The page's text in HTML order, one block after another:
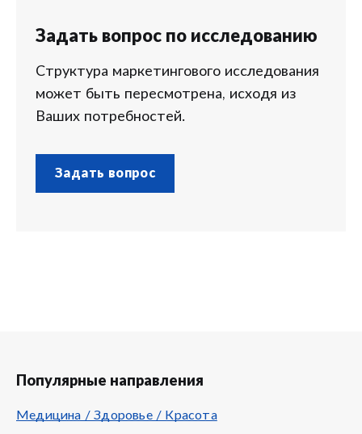
Задать вопрос по исследованию
Структура маркетингового исследования
может быть пересмотрена, исходя из
Ваших потребностей.
Задать вопрос
Популярные направления
Медицина / Здоровье / Красота